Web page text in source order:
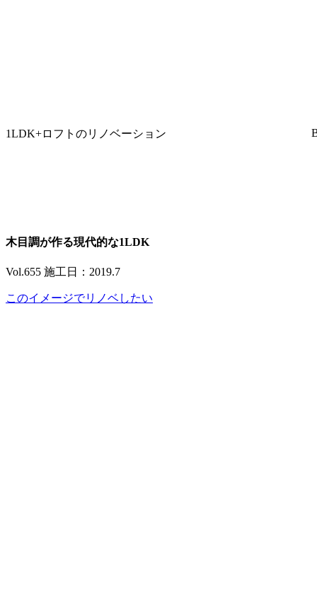
1LDK+ロフトのリノベーション
木目調が作る現代的な1LDK
Vol.655 施工日：2019.7
このイメージでリノベしたい